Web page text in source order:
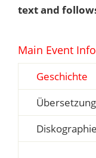
text and
Main Event
Geschichte
Übersetzung
Diskographie